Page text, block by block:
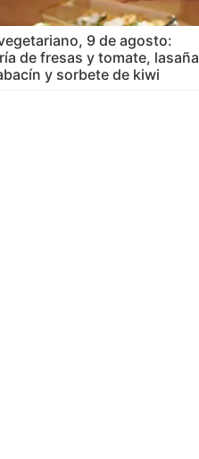
9 de agosto:
de fresas y tomate, lasaña
y sorbete de kiwi